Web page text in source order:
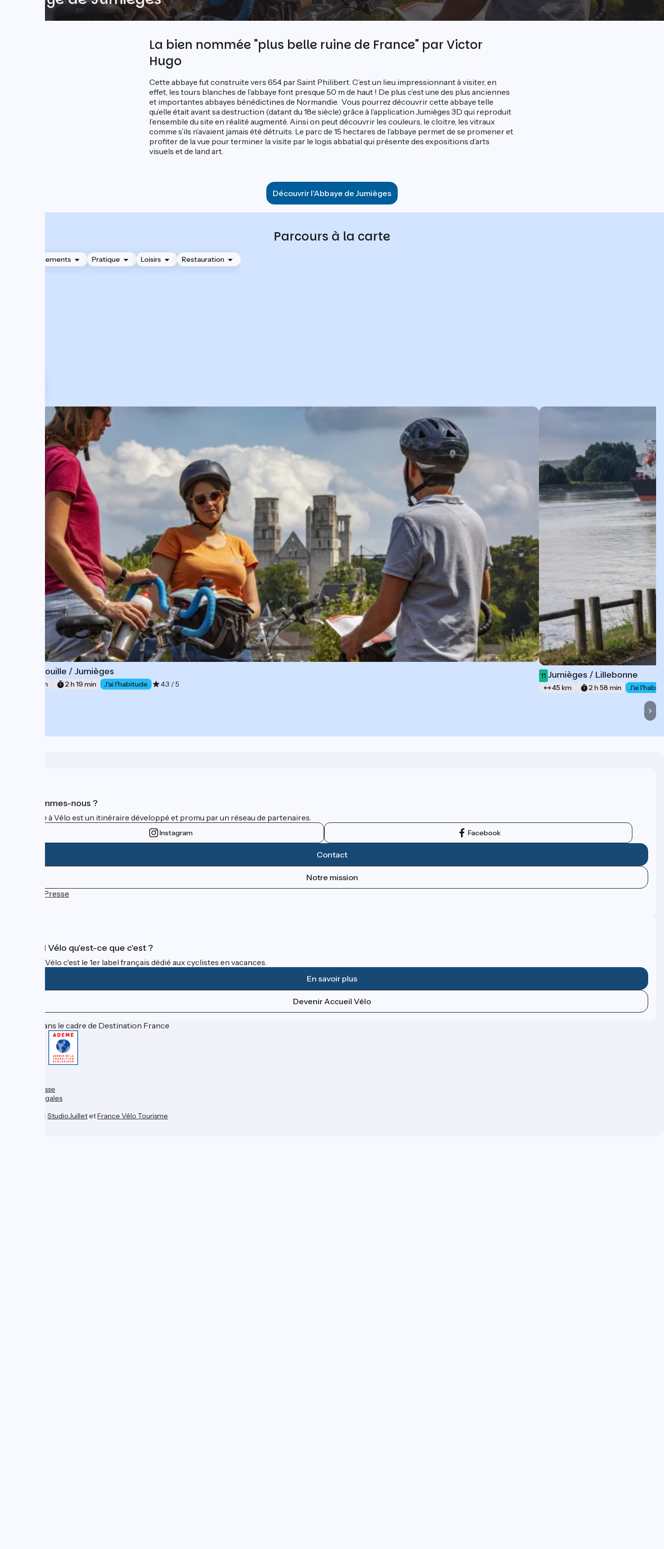
La bien nommée "plus belle ruine de France" par Victor
Hugo
Cette abbaye fut construite vers 654 par Saint Philibert. C’est un lieu impressionnant à visiter, en
effet, les tours blanches de l’abbaye font presque 50 m de haut ! De plus c’est une des plus anciennes
et importantes abbayes bénédictines de Normandie. Vous pourrez découvrir cette abbaye telle
qu’elle était avant sa destruction (datant du 18e siècle) grâce à l’application Jumièges 3D qui reproduit
l’ensemble du site en réalité augmenté. Ainsi on peut découvrir les couleurs, le cloitre, les vitraux
comme s’ils n’avaient jamais été détruits. Le parc de 15 hectares de l’abbaye permet de se promener et
profiter de la vue pour terminer la visite par le logis abbatial qui présente des expositions d’arts
visuels et de land art.
Découvrir l'Abbaye de Jumièges
Parcours à la carte
Hébergements Pratique Loisirs Restauration
La Bouille / Jumièges
35 km 2 h 19 min J'ai l'habitude 4.3 / 5
11 Jumièges / Lillebonne
45 km 2 h 58 min J'ai
Qui sommes-nous ?
La Seine à Vélo est un itinéraire développé et promu par un réseau de partenaires.
Instagram Facebook
Contact
Notre mission
Espace Presse
Accueil Vélo qu'est-ce que c'est ?
Accueil Vélo c'est le 1er label français dédié aux cyclistes en vacances.
En savoir plus
Devenir Accueil Vélo
Financé dans le cadre de Destination France
Espace Presse
Mentions légales
Réalisation : StudioJuilletetFrance Vélo Tourisme